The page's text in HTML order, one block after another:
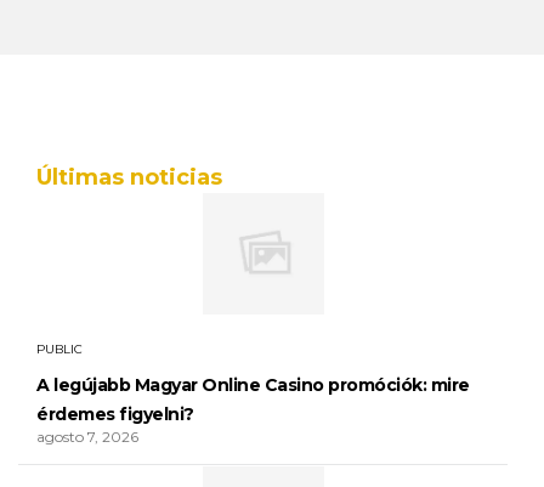
Últimas noticias
PUBLIC
A legújabb Magyar Online Casino promóciók: mire
érdemes figyelni?
agosto 7, 2026